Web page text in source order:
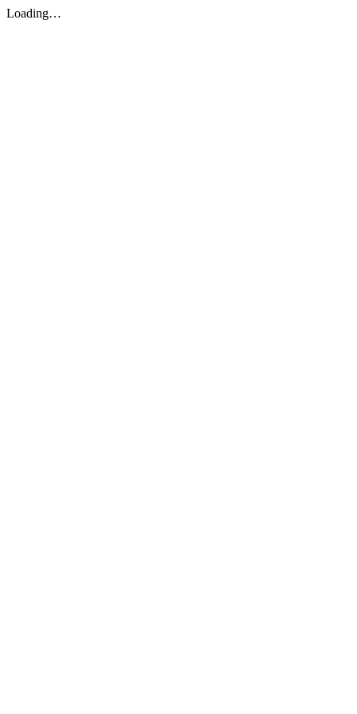
Loading…